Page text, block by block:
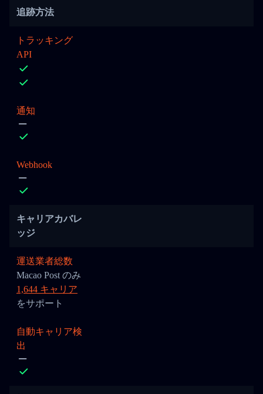
追跡方法
トラッキング
API
通知
Webhook
キャリアカバレ
ッジ
運送業者総数
Macao Post のみ
1,644 キャリア
をサポート
自動キャリア検
出